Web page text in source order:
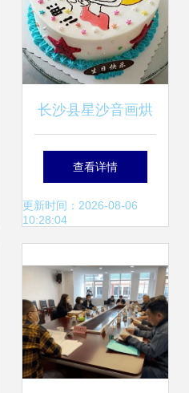
长沙县星沙音画烘
焙技术服务部 热卖
促销与教育咨询服
查看详情
更新时间：2026-08-06
10:28:04